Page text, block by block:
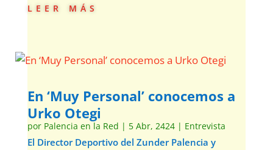
leer más
En ‘Muy Personal’ conocemos a
Urko Otegi
por Palencia en la Red | 5 Abr, 2424| Entrevista
El Director Deportivo del Zunder Palencia y